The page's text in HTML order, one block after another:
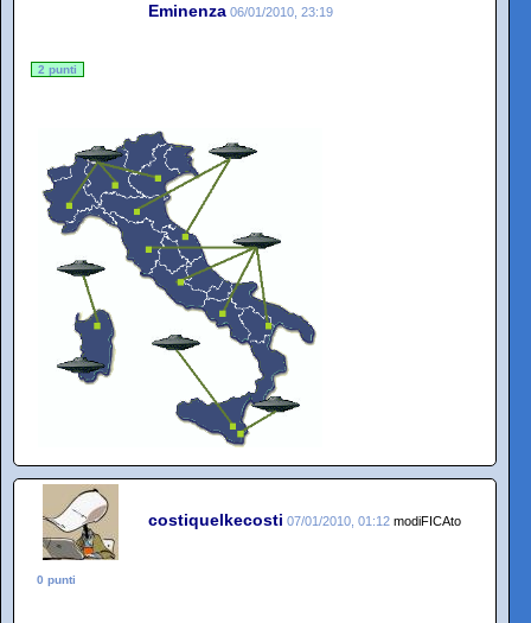
Eminenza 06/01/2010, 23:19
2 punti
costiquelkecosti 07/01/2010, 01:12 modiFICAto
0 punti